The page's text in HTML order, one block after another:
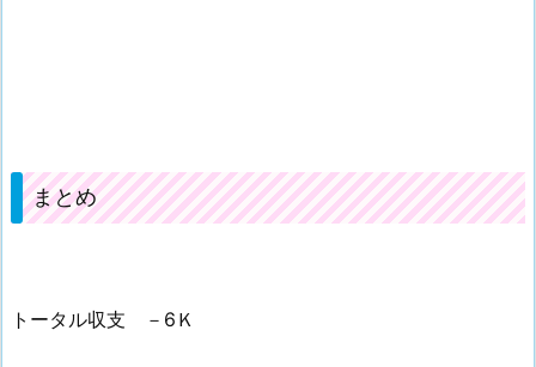
まとめ
トータル収支 －6Ｋ